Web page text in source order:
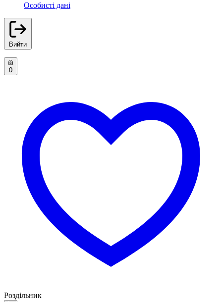
Особисті дані
Вийти
0
Роздільник